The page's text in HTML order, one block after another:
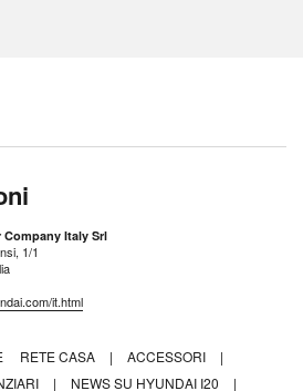
Italy Srl
1/1
it.html
RETE CASA | ACCESSORI
|
| NEWS SU HYUNDAI I20
|